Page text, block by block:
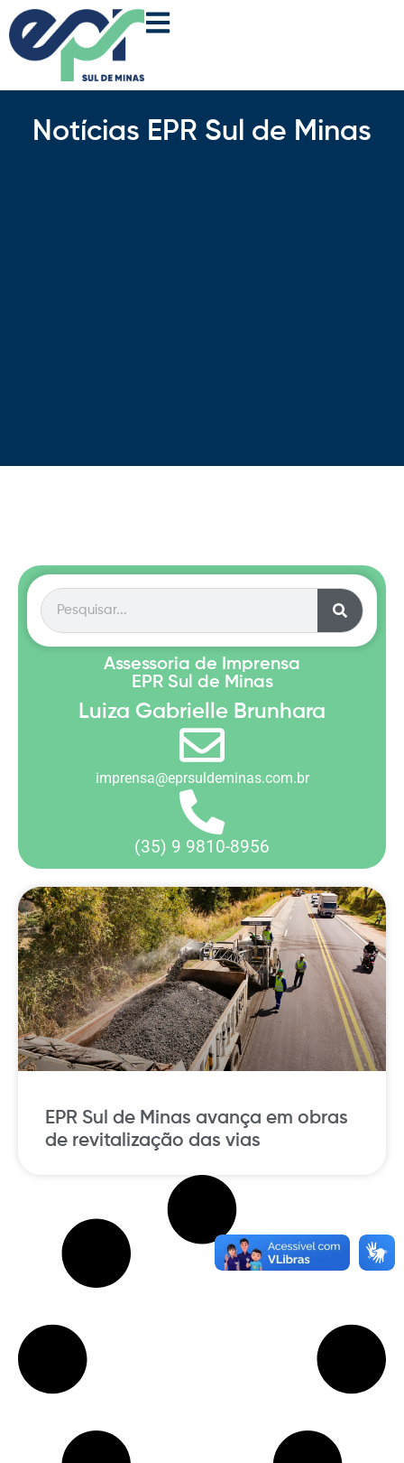
Notícias EPR Sul de Minas
Assessoria de Imprensa
EPR Sul de Minas
Luiza Gabrielle Brunhara
imprensa@eprsuldeminas.com.br
(35) 9 9810-8956
EPR Sul de Minas avança em obras
de revitalização das vias